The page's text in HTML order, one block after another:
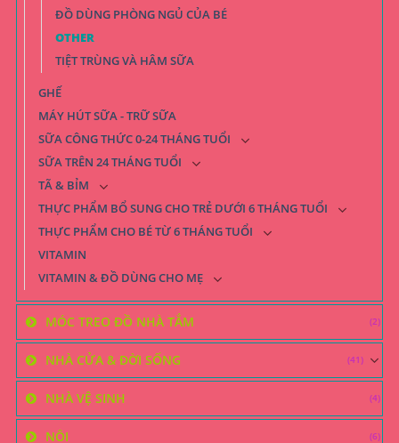
ĐỒ DÙNG PHÒNG NGỦ CỦA BÉ
OTHER
TIỆT TRÙNG VÀ HÂM SỮA
GHẾ
MÁY HÚT SỮA - TRỮ SỮA
SỮA CÔNG THỨC 0-24 THÁNG TUỔI
SỮA TRÊN 24 THÁNG TUỔI
TÃ & BỈM
THỰC PHẨM BỔ SUNG CHO TRẺ DƯỚI 6 THÁNG TUỔI
THỰC PHẨM CHO BÉ TỪ 6 THÁNG TUỔI
VITAMIN
VITAMIN & ĐỒ DÙNG CHO MẸ
MÓC TREO ĐỒ NHÀ TẮM (2)
NHÀ CỬA & ĐỜI SỐNG (41)
NHÀ VỆ SINH (4)
NÔI (6)